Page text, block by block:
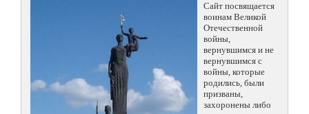
Сайт посвящается
воинам Великой
Отечественной
войны,
вернувшимся и не
вернувшимся с
войны, которые
родились, были
призваны,
захоронены либо